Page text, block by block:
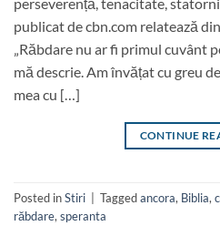
publicat de cbn.com relatează
„Răbdare nu ar fi primul cuvânt
mă descrie. Am învățat cu greu
mea cu […]
CONTINUE
Posted inStiri Taggedancora, Biblia,
răbdare, speranta